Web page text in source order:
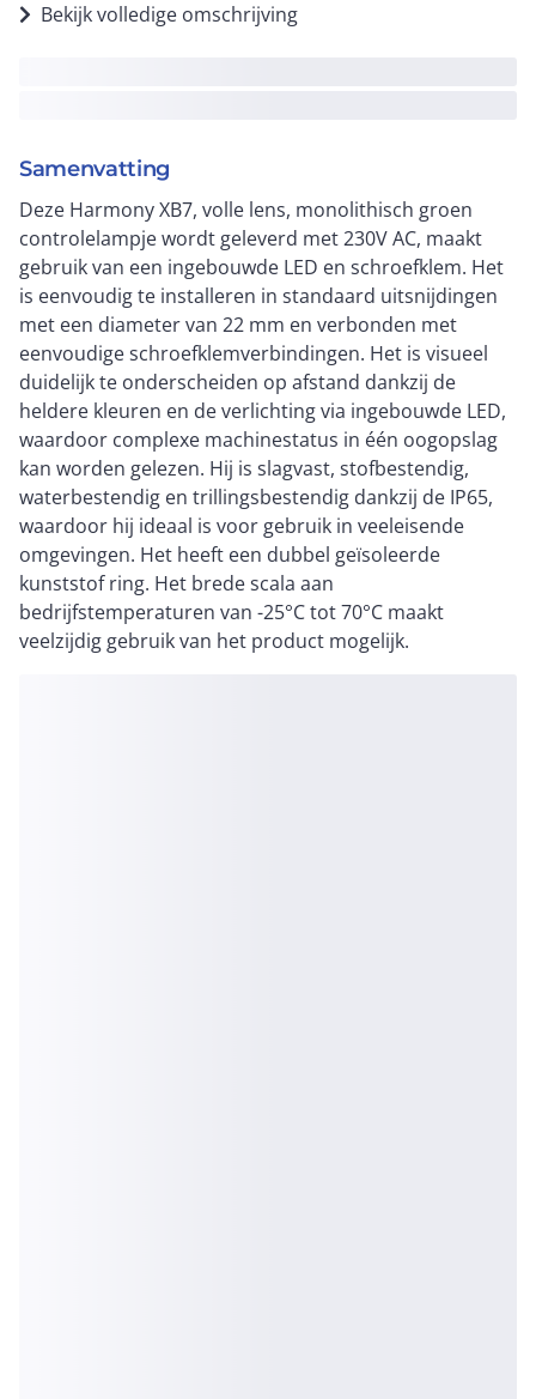
Bekijk volledige omschrijving
Samenvatting
Deze Harmony XB7, volle lens, monolithisch groen
controlelampje wordt geleverd met 230V AC, maakt
gebruik van een ingebouwde LED en schroefklem. Het
is eenvoudig te installeren in standaard uitsnijdingen
met een diameter van 22 mm en verbonden met
eenvoudige schroefklemverbindingen. Het is visueel
duidelijk te onderscheiden op afstand dankzij de
heldere kleuren en de verlichting via ingebouwde LED,
waardoor complexe machinestatus in één oogopslag
kan worden gelezen. Hij is slagvast, stofbestendig,
waterbestendig en trillingsbestendig dankzij de IP65,
waardoor hij ideaal is voor gebruik in veeleisende
omgevingen. Het heeft een dubbel geïsoleerde
kunststof ring. Het brede scala aan
bedrijfstemperaturen van -25°C tot 70°C maakt
veelzijdig gebruik van het product mogelijk.